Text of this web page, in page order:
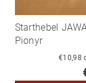
Starthebel
Pionyr